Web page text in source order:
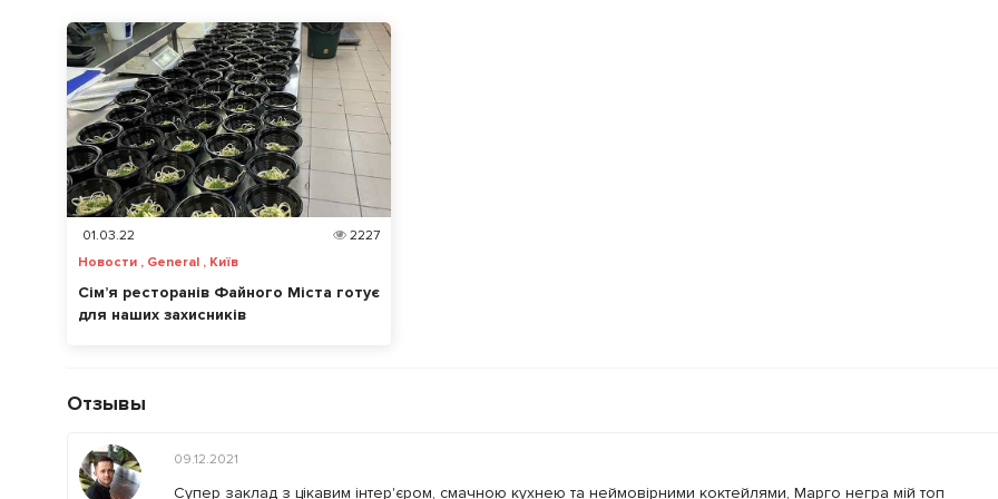
01.03.22
2227
Новости , General , Київ
Сім’я ресторанів Файного Міста готує
для наших захисників
Отзывы
09.12.2021
Супер заклад з цікавим інтер'єром, смачною кухнею та неймовірними коктейлями, Марго негра мій топ